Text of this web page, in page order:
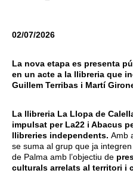
02/07/2026
La nova etapa es presenta
en un acte a la llibreria que
Guillem Terribas i Martí
La llibreria La Llopa de
impulsat per La22 i Abacus
llibreries independents. Amb
se suma al grup que ja
de Palma amb l’objectiu de
culturals arrelats al territori i